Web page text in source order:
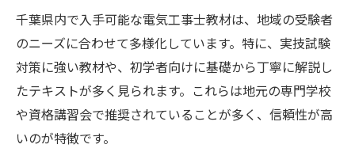
ト活用法
電気工事士初心者におすすめのテキスト比
較ポイント
千葉県で人気の電気工事士2種参考書の選定
基準
効率重視なら電気工事士教材の選び方にも工夫
千葉県内で入手可能な電気工事士教材は、地域の受験者
のニーズに合わせて多様化しています。特に、実技試験
対策に強い教材や、初学者向けに基礎から丁寧に解説し
たテキストが多く見られます。これらは地元の専門学校
や資格講習会で推奨されていることが多く、信頼性が高
いのが特徴です。